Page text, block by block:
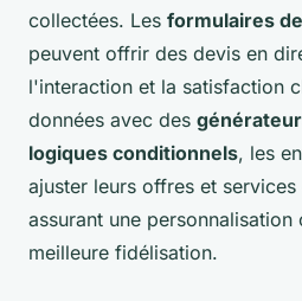
collectées. Les formulaires
peuvent offrir des devis en
l'interaction et la satisfaction
données avec des
logiques conditionnels, les
ajuster leurs offres et services
assurant une personnalisation
meilleure fidélisation.